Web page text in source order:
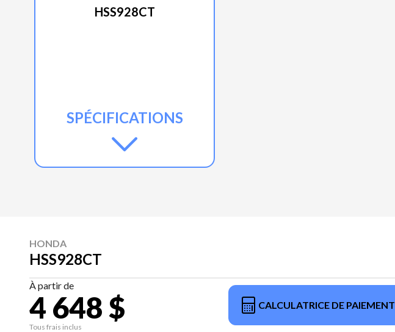
HSS928CT
SPÉCIFICATIONS
HONDA
HSS928CT
À partir de
4 648 $
Tous frais inclus
CALCULATRICE DE PAIEMENT